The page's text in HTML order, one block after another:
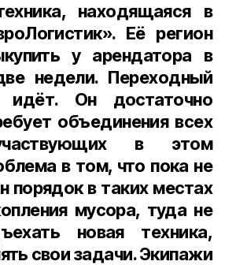
находящаяся в
Её регион
у арендатора в
недели. Переходный
Он достаточно
объединения всех
в этом
в том, что пока не
порядок в таких местах
мусора, туда не
новая техника,
свои задачи. Экипажи